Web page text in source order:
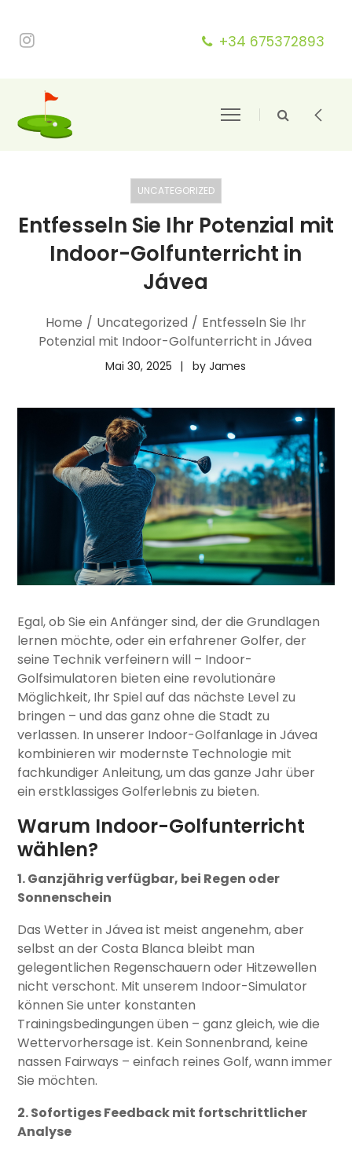
+34 675372893
UNCATEGORIZED
Entfesseln Sie Ihr Potenzial mit
Indoor-Golfunterricht in
Jávea
Home / Uncategorized / Entfesseln Sie Ihr
Potenzial mit Indoor-Golfunterricht in Jávea
Mai 30, 2025 by James
Egal, ob Sie ein Anfänger sind, der die Grundlagen
lernen möchte, oder ein erfahrener Golfer, der
seine Technik verfeinern will – Indoor-
Golfsimulatoren bieten eine revolutionäre
Möglichkeit, Ihr Spiel auf das nächste Level zu
bringen – und das ganz ohne die Stadt zu
verlassen. In unserer Indoor-Golfanlage in Jávea
kombinieren wir modernste Technologie mit
fachkundiger Anleitung, um das ganze Jahr über
ein erstklassiges Golferlebnis zu bieten.
Warum Indoor-Golfunterricht
wählen?
1. Ganzjährig verfügbar, bei Regen oder
Sonnenschein
Das Wetter in Jávea ist meist angenehm, aber
selbst an der Costa Blanca bleibt man
gelegentlichen Regenschauern oder Hitzewellen
nicht verschont. Mit unserem Indoor-Simulator
können Sie unter konstanten
Trainingsbedingungen üben – ganz gleich, wie die
Wettervorhersage ist. Kein Sonnenbrand, keine
nassen Fairways – einfach reines Golf, wann immer
Sie möchten.
2. Sofortiges Feedback mit fortschrittlicher
Analyse